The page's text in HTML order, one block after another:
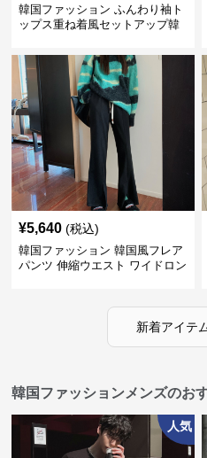
韓国ファッション ふんわり袖ト
ップス重ね着風セットアップ韓
¥5,640 (税込)
韓国ファッション 韓国風フレア
パンツ 伸縮ウエスト ワイドロン
新着アイテ
韓国ファッションメンズのお
人気